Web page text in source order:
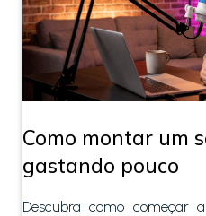
Como montar um
gastando pouco
Descubra como começar